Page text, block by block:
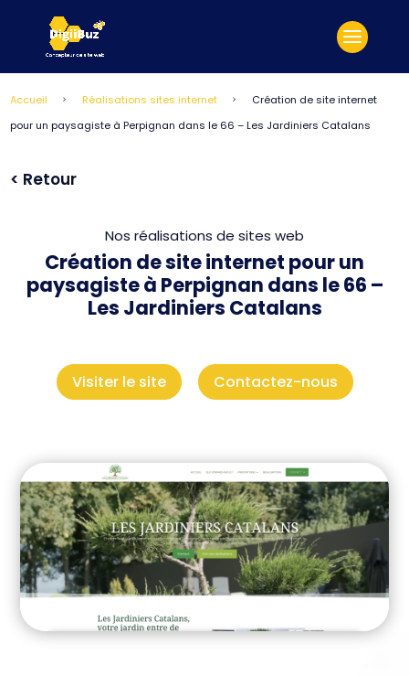
Accueil 5 Réalisations sites internet 5
Création de site internet
pour un paysagiste à Perpignan dans le 66 – Les Jardiniers Catalans
< Retour
Nos réalisations de sites web
Création de site internet pour un
paysagiste à Perpignan dans le 66 –
Les Jardiniers Catalans
Visiter le site Contactez-nous